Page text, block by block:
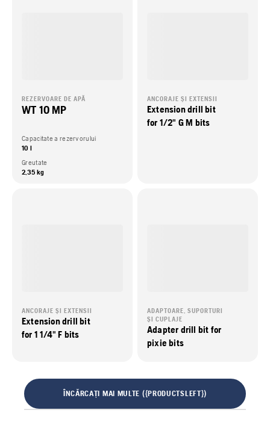
REZERVOARE DE APĂ
WT 10 MP
Capacitate a rezervorului
10 l
Greutate
2,35 kg
ANCORAJE ȘI EXTENSII
Extension drill bit
for 1/2" G M bits
ANCORAJE ȘI EXTENSII
Extension drill bit
for 1 1/4" F bits
ADAPTOARE, SUPORTURI
ȘI CUPLAJE
Adapter drill bit for
pixie bits
ÎNCĂRCAȚI MAI MULTE ({PRODUCTSLEFT})